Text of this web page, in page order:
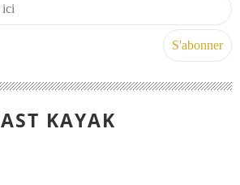
AST KAYAK